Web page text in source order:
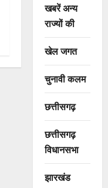
खबरें अन्य
राज्यों की
खेल जगत
चुनावी कलम
छत्तीसगढ़
छत्तीसगढ़
विधानसभा
झारखंड